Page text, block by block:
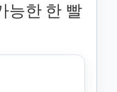
능한 한 빨